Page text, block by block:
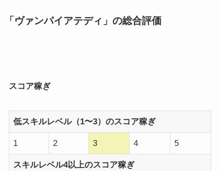
「ヴァンパイアテディ」の総合評価
スコア稼ぎ
低スキルレベル（1〜3）のスコア稼ぎ
1 2 3 4 5
スキルレベル4以上のスコア稼ぎ